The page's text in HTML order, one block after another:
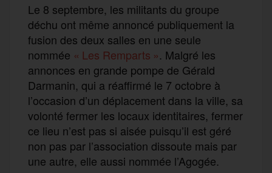
Le 8 septembre, les militants du groupe
déchu ont même annoncé publiquement la
fusion des deux salles en une seule
nommée « Les Remparts ». Malgré les
annonces en grande pompe de Gérald
Darmanin, qui a réaffirmé le 7 octobre à
l’occasion d’un déplacement dans la ville, sa
volonté fermer les locaux identitaires, fermer
ce lieu n’est pas si aisée puisqu’il est géré
non pas par l’association dissoute mais par
une autre, elle aussi nommée l’Agogée.